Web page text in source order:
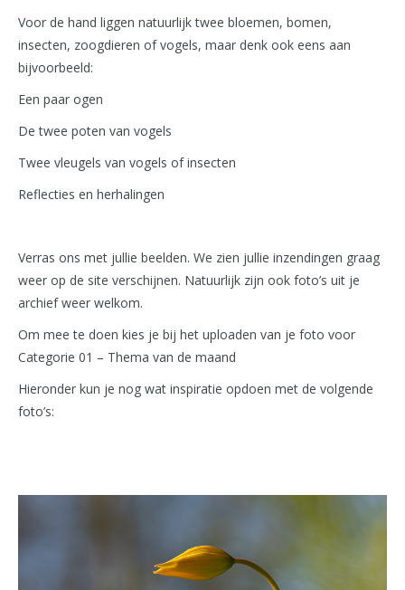
Voor de hand liggen natuurlijk twee bloemen, bomen,
insecten, zoogdieren of vogels, maar denk ook eens aan
bijvoorbeeld:
Een paar ogen
De twee poten van vogels
Twee vleugels van vogels of insecten
Reflecties en herhalingen
Verras ons met jullie beelden. We zien jullie inzendingen graag
weer op de site verschijnen. Natuurlijk zijn ook foto’s uit je
archief weer welkom.
Om mee te doen kies je bij het uploaden van je foto voor
Categorie 01 – Thema van de maand
Hieronder kun je nog wat inspiratie opdoen met de volgende
foto’s: